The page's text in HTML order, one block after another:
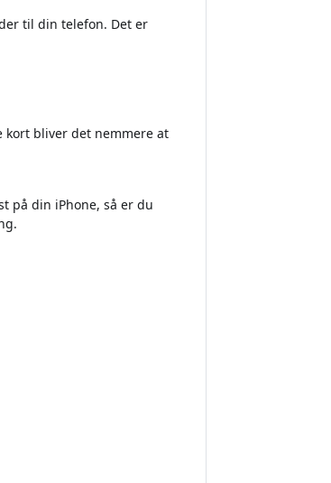
til din telefon. Det er
kort bliver det nemmere at
på din iPhone, så er du